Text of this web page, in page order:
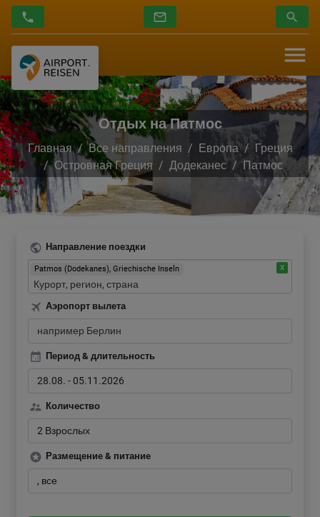
Отдых на Патмос
Главная Все направления Европа
Греция
Островная Греция
Додеканес Патмос
Направление поездки
Patmos (Dodekanes), Griechische Inseln
Аэропорт вылета
Период & длительность
28.08. -05.11.2026
Количество
2 Взрослых
Размещение & питание
все